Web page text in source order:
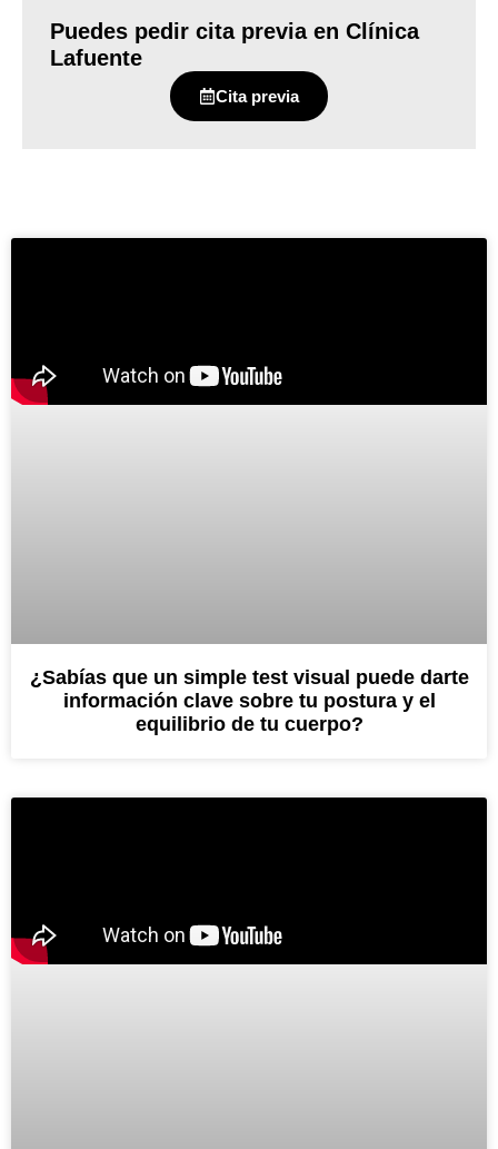
Puedes pedir cita previa en Clínica
Lafuente
Cita previa
¿Sabías que un simple test visual puede darte
información clave sobre tu postura y el
equilibrio de tu cuerpo?